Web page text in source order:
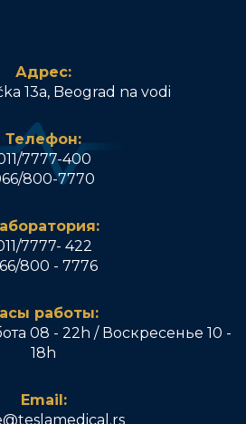
Адрес:
13a, Beograd na vodi
Телефон:
7777-400
800-7770
7777- 422
800 - 7776
работы:
08 - 22h / Воскресенье 10 -
18h
Email: